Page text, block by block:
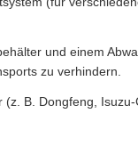
und einem
zu verhindern.
B. Dongfeng,